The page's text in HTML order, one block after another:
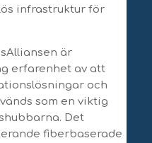
infrastruktur för
är
erfarenhet av att
och
som en viktig
Det
fiberbaserade